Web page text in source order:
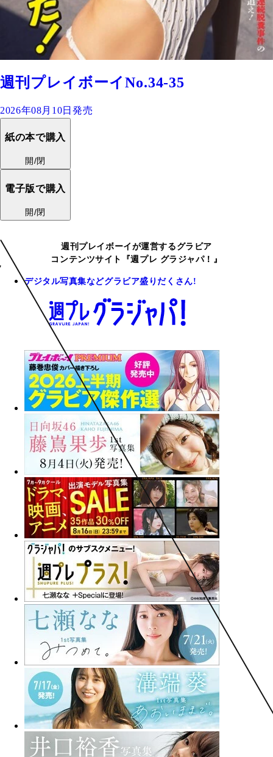
週刊プレイボーイNo.34-35
2026年08月10日発売
紙の本で購入
開/閉
電子版で購入
開/閉
週刊プレイボーイが運営するグラビア
コンテンツサイト『週プレ グラジャパ！』
デジタル写真集などグラビア盛りだくさん!